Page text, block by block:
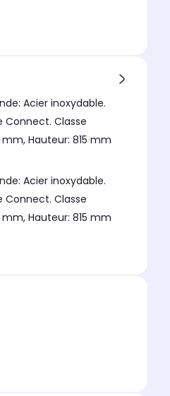
Acier inoxydable.
Connect. Classe
Hauteur: 815 mm
Acier inoxydable.
Connect. Classe
Hauteur: 815 mm